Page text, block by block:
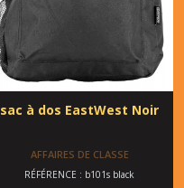
sac à dos EastWest Noir
AFFAIRES DE CLASSE
RÉFÉRENCE : b101s black